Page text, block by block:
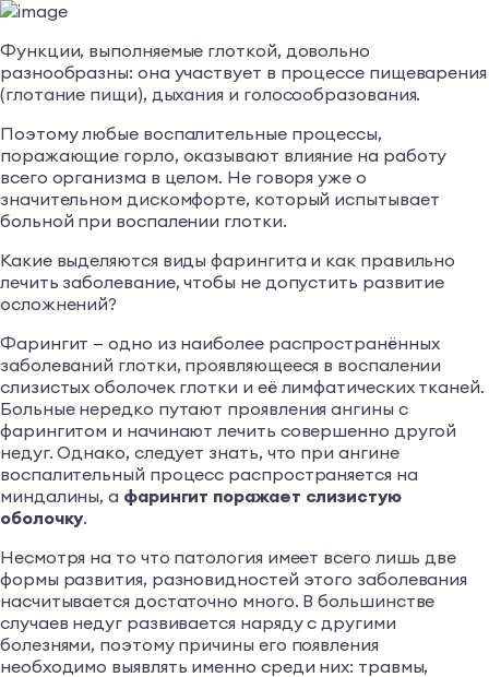
Функции, выполняемые глоткой, довольно
разнообразны: она участвует в процессе пищеварения
(глотание пищи), дыхания и голосообразования.
Поэтому любые воспалительные процессы,
поражающие горло, оказывают влияние на работу
всего организма в целом. Не говоря уже о
значительном дискомфорте, который испытывает
больной при воспалении глотки.
Какие выделяются виды фарингита и как правильно
лечить заболевание, чтобы не допустить развитие
осложнений?
Фарингит — одно из наиболее распространённых
заболеваний глотки, проявляющееся в воспалении
слизистых оболочек глотки и её лимфатических тканей.
Больные нередко путают проявления ангины с
фарингитом и начинают лечить совершенно другой
недуг. Однако, следует знать, что при ангине
воспалительный процесс распространяется на
миндалины, а фарингит поражает слизистую
оболочку.
Несмотря на то что патология имеет всего лишь две
формы развития, разновидностей этого заболевания
насчитывается достаточно много. В большинстве
случаев недуг развивается наряду с другими
болезнями, поэтому причины его появления
необходимо выявлять именно среди них: травмы,